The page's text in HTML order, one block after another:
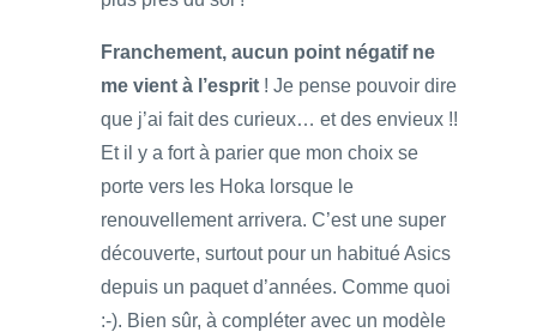
Franchement, aucun point négatif ne
me vient à l’esprit ! Je pense pouvoir dire
que j’ai fait des curieux… et des envieux !!
Et il y a fort à parier que mon choix se
porte vers les Hoka lorsque le
renouvellement arrivera. C’est une super
découverte, surtout pour un habitué Asics
depuis un paquet d’années. Comme quoi
:-). Bien sûr, à compléter avec un modèle